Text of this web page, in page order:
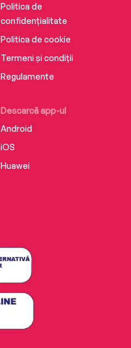
Descarcă app-ul
Android
iOS
Huawei
Politica de
confidențialitate
Politica de cookie
Termeni și condiții
Regulamente